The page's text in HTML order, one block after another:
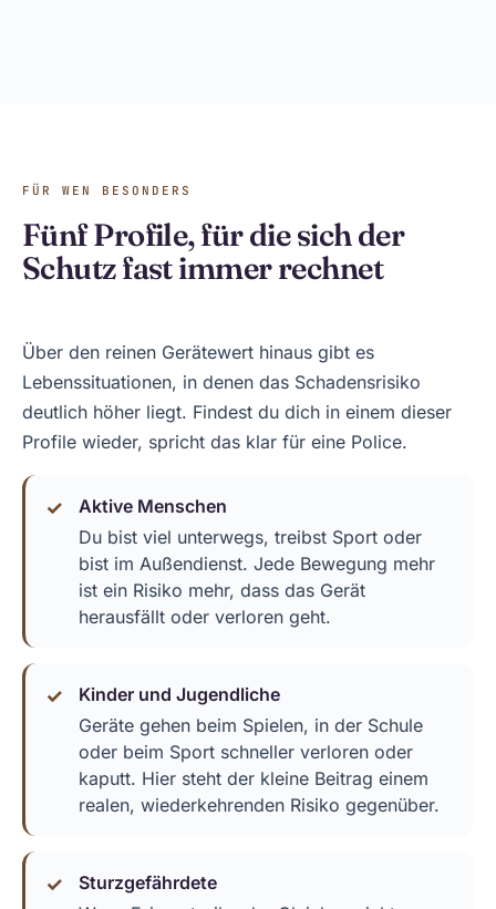
FÜR WEN BESONDERS
Fünf Profile, für die sich der
Schutz fast immer rechnet
Über den reinen Gerätewert hinaus gibt es
Lebenssituationen, in denen das Schadensrisiko
deutlich höher liegt. Findest du dich in einem dieser
Profile wieder, spricht das klar für eine Police.
Aktive Menschen
Du bist viel unterwegs, treibst Sport oder
bist im Außendienst. Jede Bewegung mehr
ist ein Risiko mehr, dass das Gerät
herausfällt oder verloren geht.
Kinder und Jugendliche
Geräte gehen beim Spielen, in der Schule
oder beim Sport schneller verloren oder
kaputt. Hier steht der kleine Beitrag einem
realen, wiederkehrenden Risiko gegenüber.
Sturzgefährdete